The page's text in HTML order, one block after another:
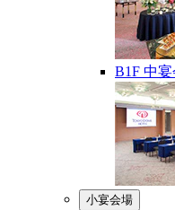
B1F 中宴
小宴会場